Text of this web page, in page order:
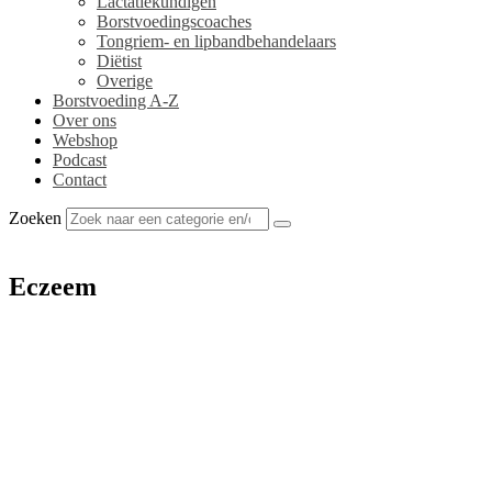
Borstvoedingscoaches
Tongriem- en lipbandbehandelaars
Diëtist
Overige
Borstvoeding A-Z
Over ons
Webshop
Podcast
Contact
Zoeken
Eczeem